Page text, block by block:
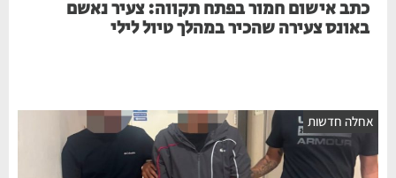
כתב אישום חמור בפתח תקווה: צעיר נאשם
באונס צעירה שהכיר במהלך טיול לילי
חדשות